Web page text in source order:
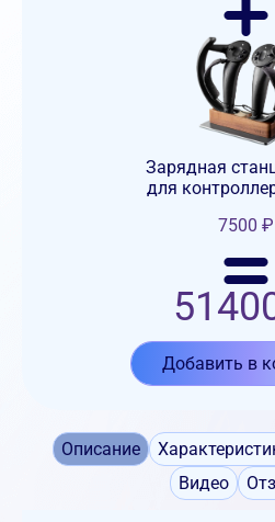
Зарядная
для
7500 ₽
Добавить в
Описание
Видео